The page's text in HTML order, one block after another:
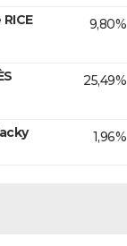
9,80%
25,49%
1,96%